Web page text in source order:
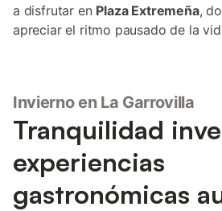
a disfrutar en Plaza Extremeña,
apreciar el ritmo pausado de la
Invierno en La Garrovilla
Tranquilidad
experiencias
gastronómicas